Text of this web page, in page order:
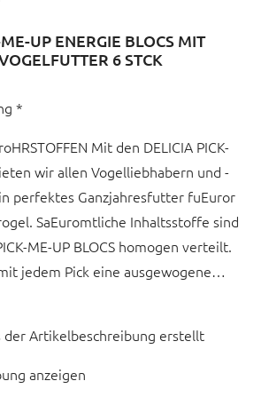
UP ENERGIE BLOCS MIT
6 STCK
*
Mit den DELICIA PICK-
wir allen Vogelliebhabern und -
perfektes Ganzjahresfutter fuEuror
SaEuromtliche Inhaltsstoffe sind
ME-UP BLOCS homogen verteilt.
jedem Pick eine ausgewogene…
der Artikelbeschreibung erstellt
anzeigen